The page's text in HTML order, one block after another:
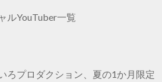
ルYouTuber一覧
ろプロダクション、夏の1か月限定